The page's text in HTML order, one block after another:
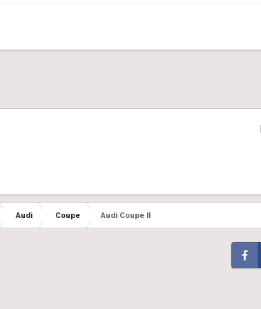
Audi Coupe Audi Coupe II